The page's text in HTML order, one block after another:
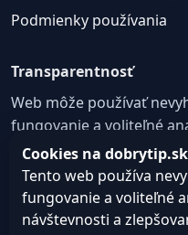
Podmienky používania
Transparentnosť
Web môže používať
fungovanie a voliteľné
zlepšovanie obsahu a
Nastavenie cookies
Cookies na dobrytip.sk
Tento web používa
fungovanie a voliteľné
návštevnosti a